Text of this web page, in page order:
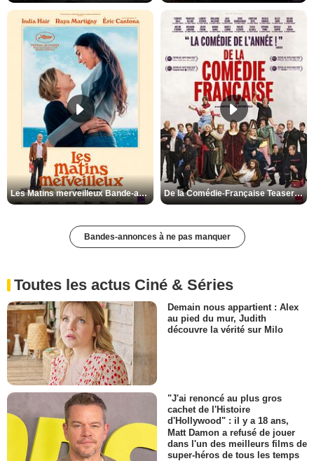
Les Matins merveilleux Bande-annonce VF De la Comédie-Française Teaser VF
Bandes-annonces à ne pas manquer
Toutes les actus Ciné & Séries
Demain nous appartient : Alex
au pied du mur, Judith
découvre la vérité sur Milo
"J'ai renoncé au plus gros
cachet de l'Histoire
d'Hollywood" : il y a 18 ans,
Matt Damon a refusé de jouer
dans l'un des meilleurs films de
super-héros de tous les temps